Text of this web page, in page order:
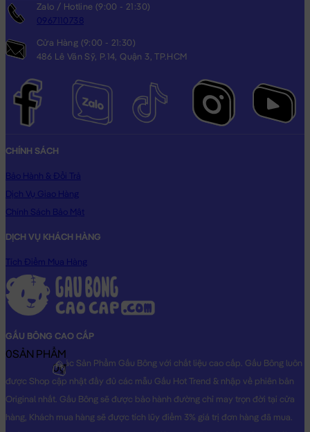
Zalo / Hotline (9:00 - 21:30)
0967110738
Cửa Hàng (9:00 - 21:30)
486 Lê Văn Sỹ, P.14, Quận 3, TP.HCM
CHÍNH SÁCH
Bảo Hành & Đổi Trả
Dịch Vụ Giao Hàng
Chính Sách Bảo Mật
DỊCH VỤ KHÁCH HÀNG
Tích Điểm Mua Hàng
GẤU BÔNG CAO CẤP
Shop chuyên các Sản Phẩm Gấu Bông với chất liệu cao cấp. Gấu Bông luôn
được Shop cập nhật đầy đủ các mẫu Gấu Hot Trend & nhập về phiên bản
Original nhất. Gấu Bông sẽ được bảo hành đường chỉ may trọn đời tại cửa
hàng, Khách mua hàng sẽ được tích lũy điểm 3% giá trị đơn hàng đã mua.
0SẢN PHẨM
0₫